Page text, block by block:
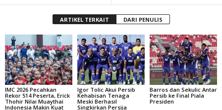
ARTIKEL TERKAIT DARI PENULIS
IMC 2026 Pecahkan
Rekor 514 Peserta, Erick
Thohir Nilai Muaythai
Indonesia Makin Kuat
Igor Tolic Akui Persib
Kehabisan Tenaga
Meski Berhasil
Singkirkan Persija
Barros dan Sekulic Antar
Persib ke Final Piala
Presiden